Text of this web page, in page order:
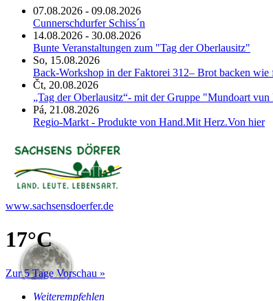
07.08.2026 - 09.08.2026
Cunnerschdurfer Schiss´n
14.08.2026 - 30.08.2026
Bunte Veranstaltungen zum "Tag der Oberlausitz"
So, 15.08.2026
Back-Workshop in der Faktorei 312– Brot backen wie
Čt, 20.08.2026
„Tag der Oberlausitz“- mit der Gruppe "Mundoart
Pá, 21.08.2026
Regio-Markt - Produkte von Hand.Mit Herz.Von hier
www.sachsensdoerfer.de
17°C
Zur 5 Tage Vorschau »
Weiterempfehlen